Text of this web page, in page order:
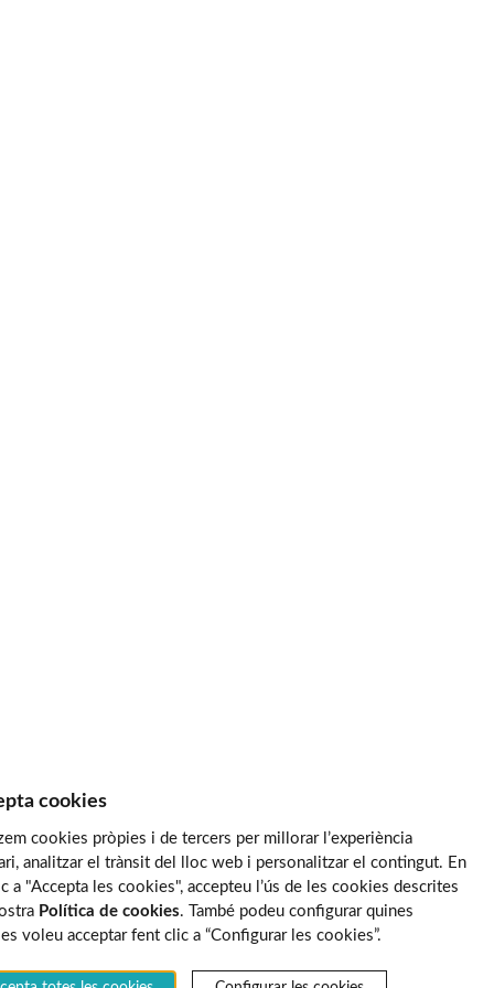
cookies
cookies pròpies i de tercers per millorar l’experiència
analitzar el trànsit del lloc web i personalitzar el contingut. En
a "Accepta les cookies", accepteu l’ús de les cookies descrites
Política de cookies. També podeu configurar quines
voleu acceptar fent clic a “Configurar les cookies”.